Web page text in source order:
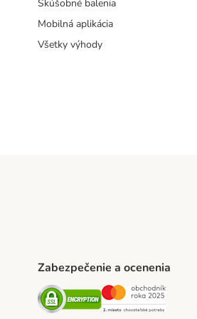
Skúšobné balenia
Mobilná aplikácia
Všetky výhody
Zabezpečenie a ocenenia
Security